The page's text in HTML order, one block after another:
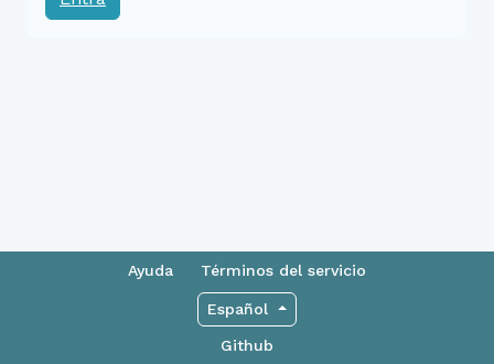
Ayuda Términos del servicio
Español
Github